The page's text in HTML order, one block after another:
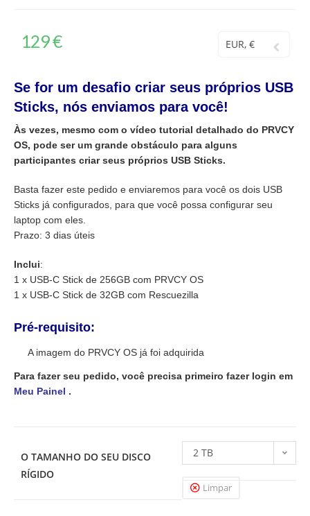
129€ EUR, €
Se for um desafio criar seus próprios USB
Sticks, nós enviamos para você!
Às vezes, mesmo com o vídeo tutorial detalhado do PRVCY
OS, pode ser um grande obstáculo para alguns
participantes criar seus próprios USB Sticks.
Basta fazer este pedido e enviaremos para você os dois USB
Sticks já configurados, para que você possa configurar seu
laptop com eles.
Prazo: 3 dias úteis
Inclui:
1 x USB-C Stick de 256GB com PRVCY OS
1 x USB-C Stick de 32GB com Rescuezilla
Pré-requisito:
A imagem do PRVCY OS já foi adquirida
Para fazer seu pedido, você precisa primeiro fazer login em
Meu Painel .
O TAMANHO DO SEU DISCO
RÍGIDO
2 TB
Limpar